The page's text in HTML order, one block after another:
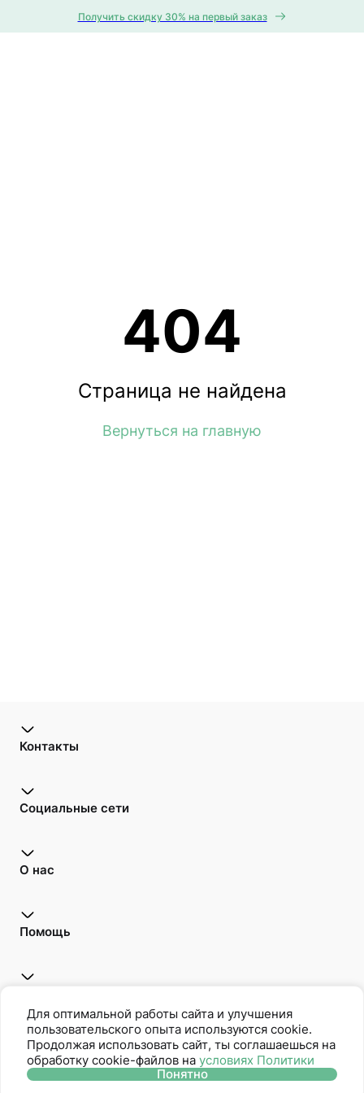
Получить скидку 30% на первый заказ
404
Страница не найдена
Вернуться на главную
Контакты
Социальные сети
О нас
Помощь
Oriflame является членом Ассоциации Прямых Продаж
Для оптимальной работы сайта и улучшения
пользовательского опыта используются cookie.
Продолжая использовать сайт, ты соглашаешься на
обработку cookie-файлов на условиях Политики
Понятно